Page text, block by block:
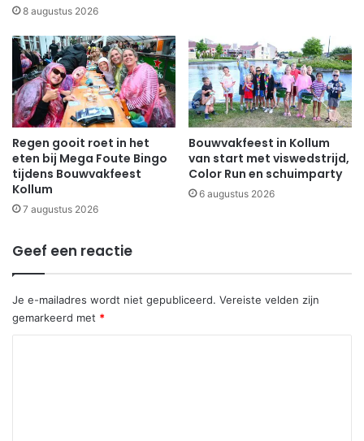
8 augustus 2026
Regen gooit roet in het
eten bij Mega Foute Bingo
tijdens Bouwvakfeest
Kollum
7 augustus 2026
Bouwvakfeest in Kollum
van start met viswedstrijd,
Color Run en schuimparty
6 augustus 2026
Geef een reactie
Je e-mailadres wordt niet gepubliceerd. Vereiste velden zijn
gemarkeerd met *